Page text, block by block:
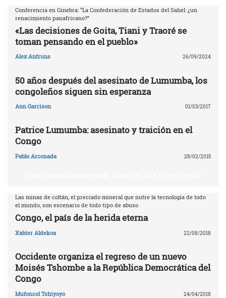
Conferencia en Ginebra: “La Confederación de Estados del Sahel: ¿un
renacimiento panafricano?”
«Las decisiones de Goita, Tiani y Traoré se
toman pensando en el pueblo»
Alex Anfruns 26/09/2024
50 años después del asesinato de Lumumba, los
congoleños siguen sin esperanza
Ann Garrison 01/03/2017
Patrice Lumumba: asesinato y traición en el
Congo
Pablo Arconada 28/02/2015
Las minas de coltán, el preciado mineral que nutre la tecnología de todo
el mundo, son escenario de todo tipo de abuso
Congo, el país de la herida eterna
Xabier Aldekoa 22/08/2018
Occidente organiza el regreso de un nuevo
Moisés Tshombe a la República Democrática del
Congo
Mufoncol Tshiyoyo 24/04/2018